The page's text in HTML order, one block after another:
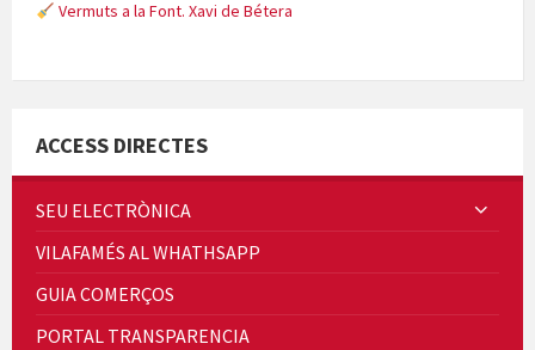
Vermuts a la Font. Xavi de Bétera
Quintà Culroja
ACCESS DIRECTES
SEU ELECTRÒNICA
VILAFAMÉS AL WHATHSAPP
GUIA COMERÇOS
PORTAL TRANSPARENCIA